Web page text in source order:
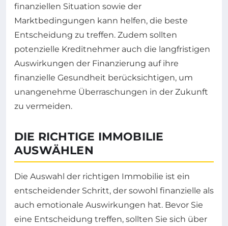
finanziellen Situation sowie der
Marktbedingungen kann helfen, die beste
Entscheidung zu treffen. Zudem sollten
potenzielle Kreditnehmer auch die langfristigen
Auswirkungen der Finanzierung auf ihre
finanzielle Gesundheit berücksichtigen, um
unangenehme Überraschungen in der Zukunft
zu vermeiden.
DIE RICHTIGE IMMOBILIE
AUSWÄHLEN
Die Auswahl der richtigen Immobilie ist ein
entscheidender Schritt, der sowohl finanzielle als
auch emotionale Auswirkungen hat. Bevor Sie
eine Entscheidung treffen, sollten Sie sich über